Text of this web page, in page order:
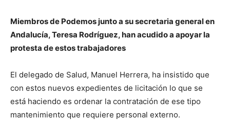
Miembros de Podemos junto a su secretaria general en
Andalucía, Teresa Rodríguez, han acudido a apoyar la
protesta de estos trabajadores
El delegado de Salud, Manuel Herrera, ha insistido que
con estos nuevos expedientes de licitación lo que se
está haciendo es ordenar la contratación de ese tipo
mantenimiento que requiere personal externo.